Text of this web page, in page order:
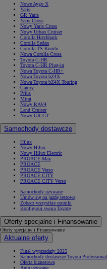
Nowe Aygo X
Yaris
GR Yaris
Yaris Cross
Nowy Yaris Cross
Nowy Urban Cruiser
Corolla Hatchback
Corolla Sedan
Corolla TS Kombi
Nowa Corolla Cross
Toyota C-HR
Toyota C-HR Plug-in
Nowa Toyota C-HR+
Nowa Toyota bZ4X
Nowa Toyota bZ4X Touring
Camry
Prius
Mirai
Nowy RAV4
Land Cruiser
Nowy GR GT
Samochody dostawcze
Hilux
Nowy Hilux
Nowy Hilux Electric
PROACE Max
PROACE
PROACE Verso
PROACE CITY
PROACE CITY Verso
Samochody używane
Umów się na jazdę testową
Zobacz wszystkie cenniki
Konfiguruj swoją Toyotę
Oferty specjalne i Finansowanie
Oferty specjalne i Finansowanie
Aktualne oferty
Finał wyprzedaży 2025
Samochody dostawcze Toyota Professional
Oferta biznesowa
Auta używane